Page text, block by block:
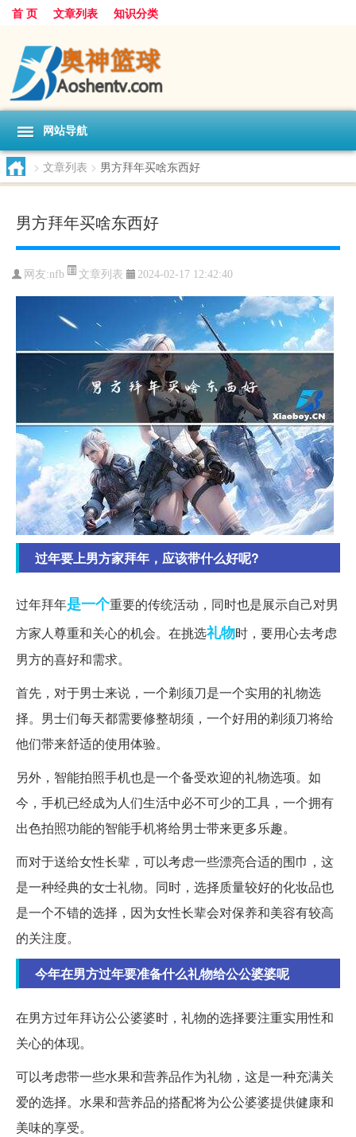
首 页 文章列表 知识分类
网站导航
> 文章列表 > 男方拜年买啥东西好
男方拜年买啥东西好
网友:nfb 文章列表 2024-02-17 12:42:40
过年要上男方家拜年，应该带什么好呢?
过年拜年是一个重要的传统活动，同时也是展示自己对男
方家人尊重和关心的机会。在挑选礼物时，要用心去考虑
男方的喜好和需求。
首先，对于男士来说，一个剃须刀是一个实用的礼物选
择。男士们每天都需要修整胡须，一个好用的剃须刀将给
他们带来舒适的使用体验。
另外，智能拍照手机也是一个备受欢迎的礼物选项。如
今，手机已经成为人们生活中必不可少的工具，一个拥有
出色拍照功能的智能手机将给男士带来更多乐趣。
而对于送给女性长辈，可以考虑一些漂亮合适的围巾，这
是一种经典的女士礼物。同时，选择质量较好的化妆品也
是一个不错的选择，因为女性长辈会对保养和美容有较高
的关注度。
今年在男方过年要准备什么礼物给公公婆婆呢
在男方过年拜访公公婆婆时，礼物的选择要注重实用性和
关心的体现。
可以考虑带一些水果和营养品作为礼物，这是一种充满关
爱的选择。水果和营养品的搭配将为公公婆婆提供健康和
美味的享受。